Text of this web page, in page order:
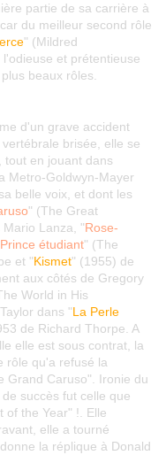
partie de sa carrière à
du meilleur second rôle
" (Mildred
et prétentieuse
beaux rôles.
d'un grave accident
brisée, elle se
tout en jouant dans
Metro-Goldwyn-Mayer
belle voix, et dont les
" (The Great
Lanza, "Rose-
étudiant" (The
et "Kismet" (1955) de
aux côtés de Gregory
World in His
dans "La Perle
de Richard Thorpe. A
elle est sous contrat, la
rôle qu'a refusé la
Grand Caruso". Ironie du
succès fut celle que
of the Year" !. Elle
elle a tourné
la réplique à Donald